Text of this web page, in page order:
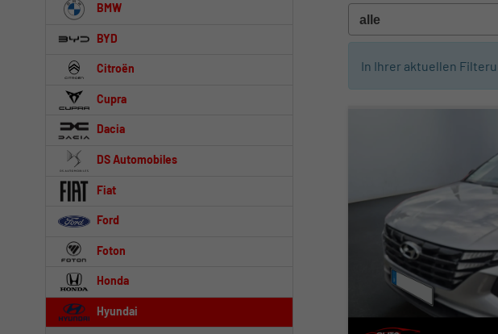
In Ihrer aktuellen
BMW
BYD
Citroën
Cupra
Dacia
DS Automobiles
Fiat
Ford
Foton
Honda
Hyundai